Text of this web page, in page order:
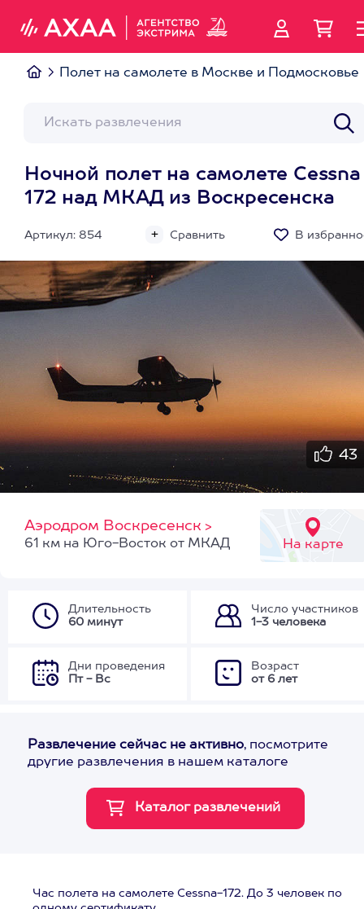
Полет на самолете в Москве и Подмосковье
Ночной полет на самолете Cessna
172 над МКАД из Воскресенска
Артикул: 854 Сравнить В
43
Аэродром Воскресенск >
На карте
61 км на Юго-Восток от МКАД
Длительность
60 минут
Число участников
1-3 человека
Дни проведения
Пт - Вс
Возраст
от 6 лет
Развлечение сейчас не активно, посмотрите
другие развлечения в нашем каталоге
Час полета на самолете Cessna-172. До 3 человек по